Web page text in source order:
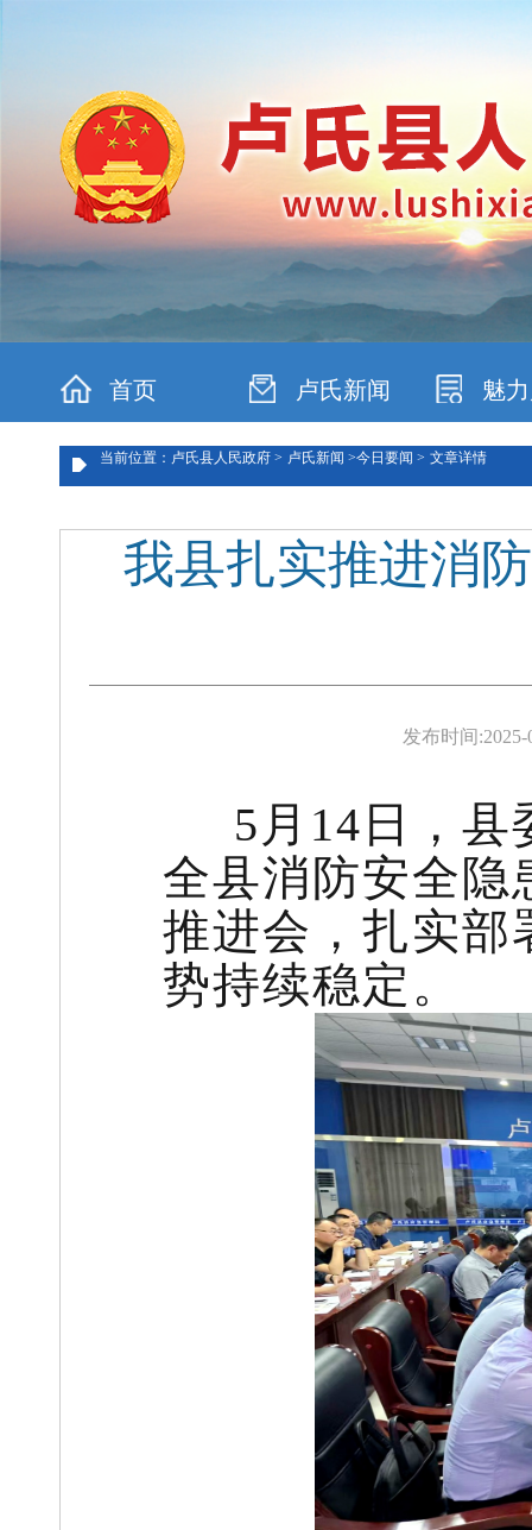
首页 卢氏新闻 魅
当前位置：卢氏县人民政府 > 卢氏新闻 >今日要闻 > 文章详情
我县扎实推进消
发布时间:2025-
5月14日，
全县消防安全隐
推进会，扎实部
势持续稳定。